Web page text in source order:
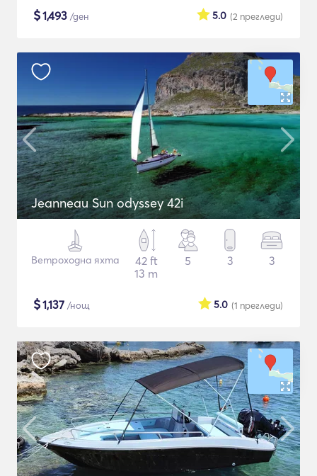
$1,493 /ден (2 прегледи)
5.0
Jeanneau Sun odyssey 42i
Ветроходна яхта
42 ft
13 m
5 3 3
$1,137 /нощ (1 прегледи)
5.0